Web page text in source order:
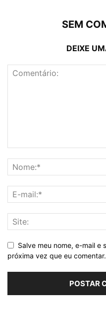
SEM
DEIXE
Salve meu nome, e-mail e
próxima vez que eu comentar.